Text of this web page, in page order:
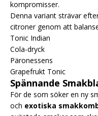
kompromisser.
Denna variant strävar
citroner genom att
Tonic Indian
Cola-dryck
Päronessens
Grapefrukt Tonic
Spännande
För de som söker en ny
och exotiska